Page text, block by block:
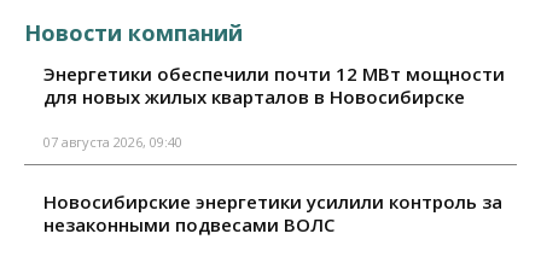
Новости компаний
Энергетики обеспечили почти 12 МВт мощности
для новых жилых кварталов в Новосибирске
07 августа 2026, 09:40
Новосибирские энергетики усилили контроль за
незаконными подвесами ВОЛС